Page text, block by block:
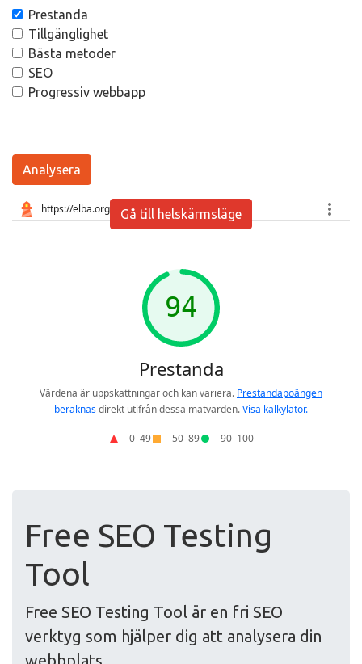
Prestanda
Tillgänglighet
Bästa metoder
SEO
Progressiv webbapp
Analysera
Gå till helskärmsläge
Free SEO Testing
Tool
Free SEO Testing Tool är en fri SEO
verktyg som hjälper dig att analysera din
webbplats